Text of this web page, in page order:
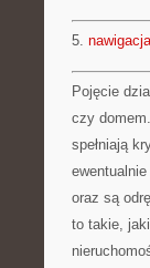
5. nawigacja
Pojęcie
czy
spełniają
oraz są
to takie,